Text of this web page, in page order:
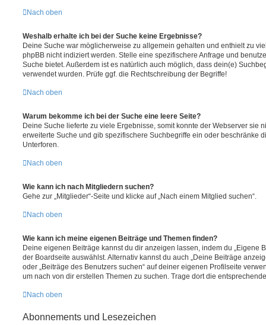
Nach oben
Weshalb erhalte ich bei der Suche keine Ergebnisse?
Deine Suche war möglicherweise zu allgemein gehalten und enthielt zu
phpBB nicht indiziert werden. Stelle eine spezifischere Anfrage und
Suche bietet. Außerdem ist es natürlich auch möglich, dass dein(e)
verwendet wurden. Prüfe ggf. die Rechtschreibung der Begriffe!
Nach oben
Warum bekomme ich bei der Suche eine leere Seite?
Deine Suche lieferte zu viele Ergebnisse, somit konnte der Webserver sie
erweiterte Suche und gib spezifischere Suchbegriffe ein oder beschränke
Unterforen.
Nach oben
Wie kann ich nach Mitgliedern suchen?
Gehe zur „Mitglieder“-Seite und klicke auf „Nach einem Mitglied suchen“.
Nach oben
Wie kann ich meine eigenen Beiträge und Themen finden?
Deine eigenen Beiträge kannst du dir anzeigen lassen, indem du „Eigene
der Boardseite auswählst. Alternativ kannst du auch „Deine Beiträge
oder „Beiträge des Benutzers suchen“ auf deiner eigenen Profilseite
um nach von dir erstellen Themen zu suchen. Trage dort die
Nach oben
Abonnements und Lesezeichen